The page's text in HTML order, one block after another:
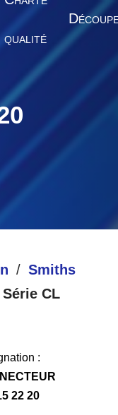
QUALITÉ
D
Smiths
Série CL
:
22 20